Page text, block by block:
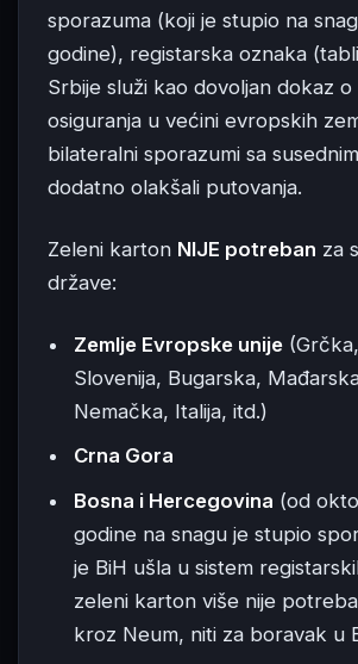
sporazuma (koji je stupio na
godine), registarska oznaka
Srbije služi kao dovoljan dokaz
osiguranja u većini evropskih
bilateralni sporazumi sa
dodatno olakšali putovanja.
Zeleni karton NIJE potreban za
države:
Zemlje Evropske unije
Slovenija, Bugarska,
Nemačka, Italija, itd.)
Crna Gora
Bosna i Hercegovina (od
godine na snagu je stupio
je BiH ušla u sistem
zeleni karton više nije
kroz Neum, niti za boravak u